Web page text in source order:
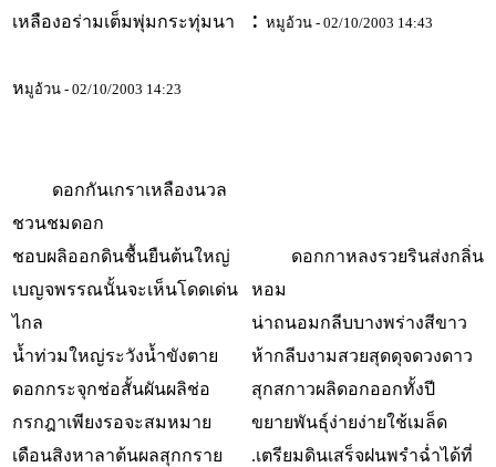
เหลืองอร่ามเต็มพุ่มกระทุ่มนา
หมูอ้วน - 02/10/2003 14:23
: หมูอ้วน - 02/10/2003 14:43
ดอกกันเกราเหลืองนวล
ชวนชมดอก
ชอบผลิออกดินชื้นยืนต้นใหญ่
เบญจพรรณนั้นจะเห็นโดดเด่น
ไกล
น้ำท่วมใหญ่ระวังน้ำขังตาย
ดอกกระจุกช่อสั้นผันผลิช่อ
กรกฎาเพียงรอจะสมหมาย
เดือนสิงหาลาต้นผลสุกกราย
ดอกกาหลงรวยรินส่งกลิ่น
หอม
น่าถนอมกลีบบางพร่างสีขาว
ห้ากลีบงามสวยสุดดุจดวงดาว
สุกสกาวผลิดอกออกทั้งปี
ขยายพันธุ์ง่ายง่ายใช้เมล็ด
.เตรียมดินเสร็จฝนพรำฉ่ำได้ที่